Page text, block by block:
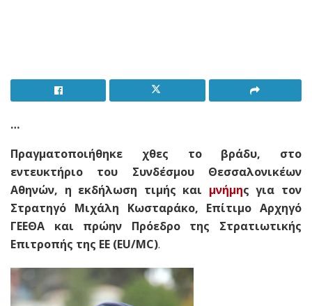
…
Πραγματοποιήθηκε χθες το βράδυ, στο
εντευκτήριο του Συνδέσμου Θεσσαλονικέων
Αθηνών, η εκδήλωση τιμής και μνήμης για τον
Στρατηγό Μιχάλη Κωσταράκο, Επίτιμο Αρχηγό
ΓΕΕΘΑ και πρώην Πρόεδρο της Στρατιωτικής
Επιτροπής της ΕΕ (EU/MC).